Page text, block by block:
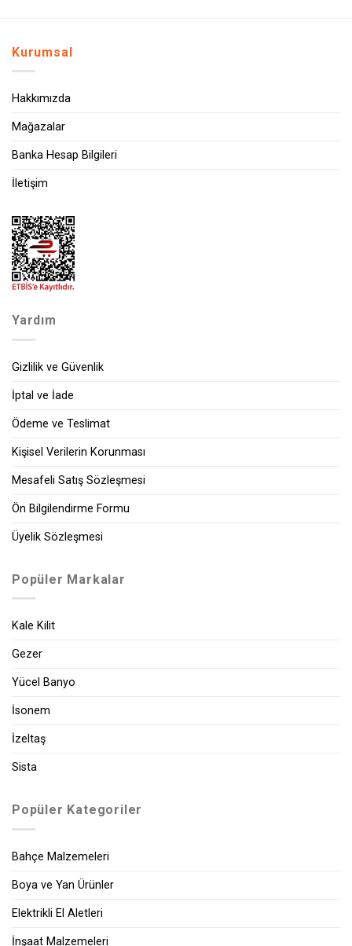
Kurumsal
Hakkımızda
Mağazalar
Banka Hesap Bilgileri
İletişim
Yardım
Gizlilik ve Güvenlik
İptal ve İade
Ödeme ve Teslimat
Kişisel Verilerin Korunması
Mesafeli Satış Sözleşmesi
Ön Bilgilendirme Formu
Üyelik Sözleşmesi
Popüler Markalar
Kale Kilit
Gezer
Yücel Banyo
İsonem
İzeltaş
Sista
Popüler Kategoriler
Bahçe Malzemeleri
Boya ve Yan Ürünler
Elektrikli El Aletleri
İnşaat Malzemeleri